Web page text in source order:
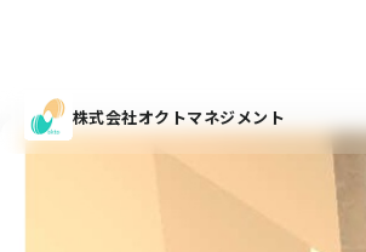
株式会社オクトマネジメント